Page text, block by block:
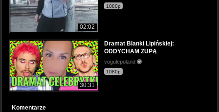
02:02
1080p
30:31
Dramat Blanki Lipińskiej:
ODDYCHAM ZUPĄ
vogulepoland
1080p
Komentarze